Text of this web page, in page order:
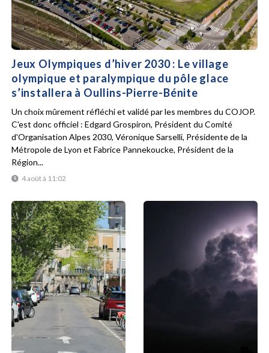
Jeux Olympiques d’hiver 2030 : Le village
olympique et paralympique du pôle glace
s’installera à Oullins-Pierre-Bénite
4 août à 11:02
Un choix mûrement réfléchi et validé par les membres du COJOP.
C'est donc officiel : Edgard Grospiron, Président du Comité
d'Organisation Alpes 2030, Véronique Sarselli, Présidente de la
Métropole de Lyon et Fabrice Pannekoucke, Président de la
Région...